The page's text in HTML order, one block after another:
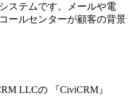
ステムです。メールや電
ールセンターが顧客の背景
LLCの 『CiviCRM 』